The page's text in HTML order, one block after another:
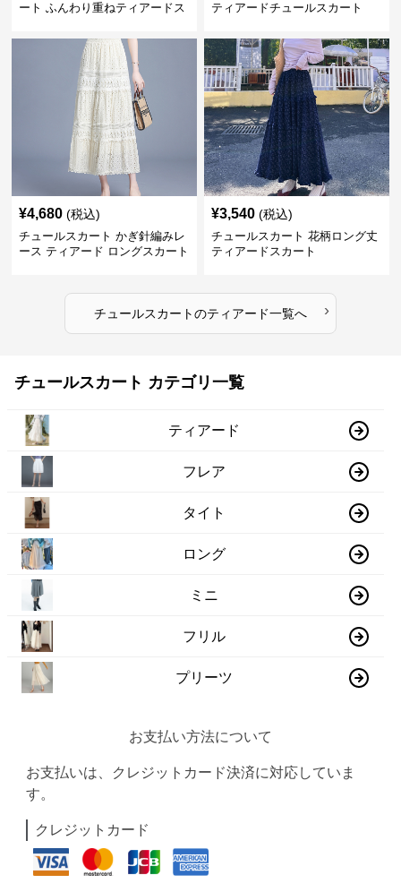
ート ふんわり重ねティアードス
ティアードチュールスカート
¥4,680 (税込)
チュールスカート かぎ針編みレ
ース ティアード ロングスカート
¥3,540 (税込)
チュールスカート 花柄ロング丈
ティアードスカート
チュールスカートのティアード一覧へ ›
チュールスカート カテゴリ一覧
ティアード
フレア
タイト
ロング
ミニ
フリル
プリーツ
お支払い方法について
お支払いは、クレジットカード決済に対応していま
す。
クレジットカード